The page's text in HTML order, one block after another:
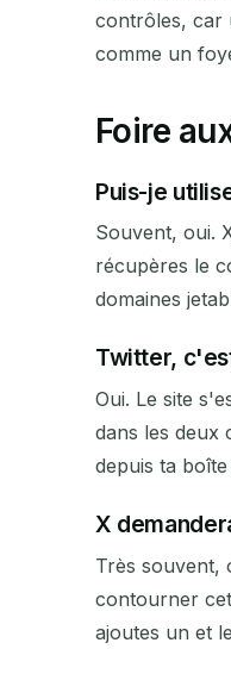
contrôles, car
comme un
Foire
Puis-je
Souvent, oui.
récupères le
domaines
Twitter,
Oui. Le site
dans les deux
depuis ta
X
Très souvent,
contourner
ajoutes un et